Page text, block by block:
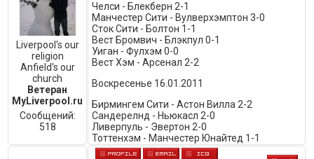
Liverpool's our
religion
Anfield's our
church
Ветеран
MyLiverpool.ru
Сообщений:
518
Челси - Блекберн 2-1
Манчестер Сити - Вулверхэмптон 3-0
Сток Сити - Болтон 1-1
Вест Бромвич - Блэкпул 0-1
Уиган - Фулхэм 0-0
Вест Хэм - Арсенал 2-2
Воскресенье 16.01.2011
Бирмингем Сити - Астон Вилла 2-2
Сандерелнд - Ньюкасл 2-0
Ливерпуль - Эвертон 2-0
Тоттенхэм - Манчестер Юнайтед 1-1